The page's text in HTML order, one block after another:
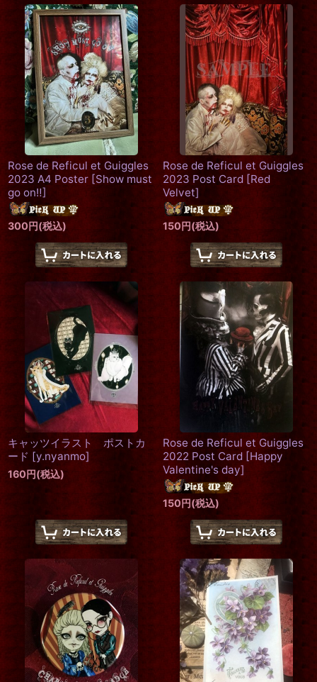
Rose de Reficul et Guiggles
2023 A4 Poster [Show must
go on‼]
300円(税込)
Rose de Reficul et Guiggles
2023 Post Card [Red
Velvet]
150円(税込)
キャッツイラスト ポストカ
ード [y.nyanmo]
160円(税込)
Rose de Reficul et Guiggles
2022 Post Card [Happy
Valentine's day]
150円(税込)